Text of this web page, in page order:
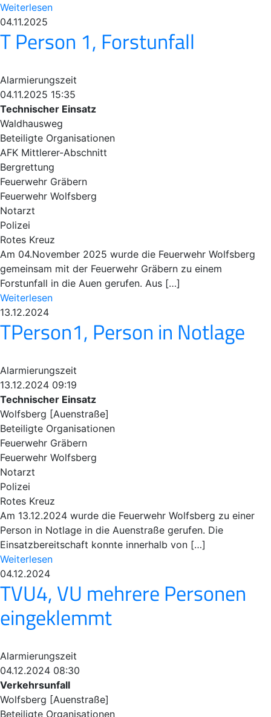
Weiterlesen
04.11.2025
T Person 1, Forstunfall
Alarmierungszeit
04.11.2025 15:35
Technischer Einsatz
Waldhausweg
Beteiligte Organisationen
AFK Mittlerer-Abschnitt
Bergrettung
Feuerwehr Gräbern
Feuerwehr Wolfsberg
Notarzt
Polizei
Rotes Kreuz
Am 04.November 2025 wurde die Feuerwehr Wolfsberg
gemeinsam mit der Feuerwehr Gräbern zu einem
Forstunfall in die Auen gerufen. Aus […]
Weiterlesen
13.12.2024
TPerson1, Person in Notlage
Alarmierungszeit
13.12.2024 09:19
Technischer Einsatz
Wolfsberg [Auenstraße]
Beteiligte Organisationen
Feuerwehr Gräbern
Feuerwehr Wolfsberg
Notarzt
Polizei
Rotes Kreuz
Am 13.12.2024 wurde die Feuerwehr Wolfsberg zu einer
Person in Notlage in die Auenstraße gerufen. Die
Einsatzbereitschaft konnte innerhalb von […]
Weiterlesen
04.12.2024
TVU4, VU mehrere Personen
eingeklemmt
Alarmierungszeit
04.12.2024 08:30
Verkehrsunfall
Wolfsberg [Auenstraße]
Beteiligte Organisationen